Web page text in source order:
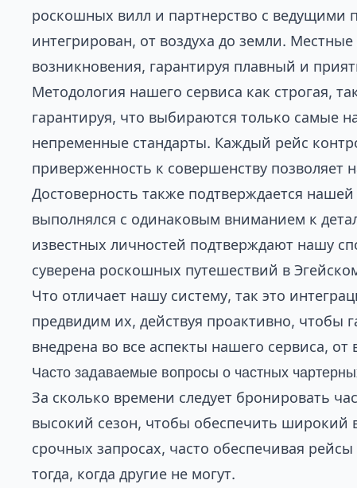
роскошных вилл и партнерство с ведущими
интегрирован, от воздуха до земли.
возникновения, гарантируя плавный и
Методология нашего сервиса как строгая,
гарантируя, что выбираются только самые
непременные стандарты. Каждый рейс
приверженность к совершенству
Достоверность также подтверждается
выполнялся с одинаковым вниманием к
известных личностей подтверждают нашу
суверена роскошных путешествий в
Что отличает нашу систему, так это
предвидим их, действуя проактивно, чтобы
внедрена во все аспекты нашего сервиса,
Часто задаваемые вопросы о частных
За сколько времени следует бронировать
высокий сезон, чтобы обеспечить широкий
срочных запросах, часто обеспечивая
тогда, когда другие не могут.